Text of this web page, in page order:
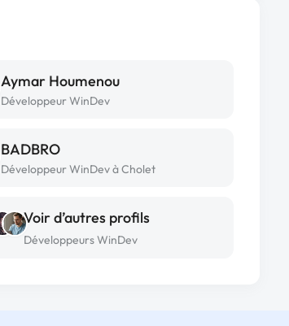
Aymar Houmenou
Développeur WinDev
BADBRO
Développeur WinDev à Cholet
Voir d’autres profils
Développeurs WinDev